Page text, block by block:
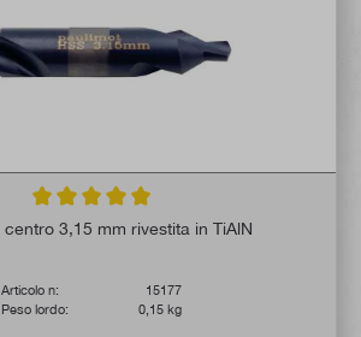
Valutazione media di 5 su 5 stelle
centro 3,15 mm rivestita in TiAlN
Articolo n:
15177
Peso lordo:
0,15 kg